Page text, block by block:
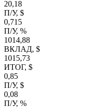
20,18
П/У, $
0,715
П/У, %
1014,88
ВКЛАД, $
1015,73
ИТОГ, $
0,85
П/У, $
0,08
П/У, %